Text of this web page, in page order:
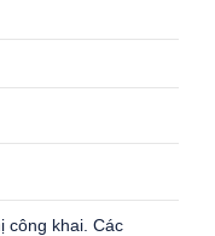
công khai. Các